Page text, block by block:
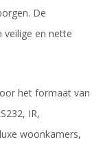
De
veilige en nette
het formaat van
IR,
woonkamers,